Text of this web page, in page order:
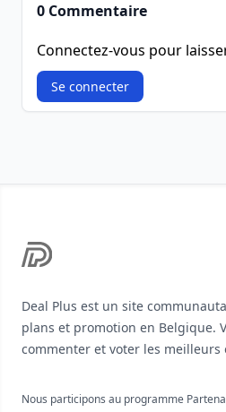
0 Commentaire
Connectez-vous pour
Se connecter
Deal Plus est un site
plans et promotion en Belgique.
commenter et voter les meilleurs
Nous participons au programme